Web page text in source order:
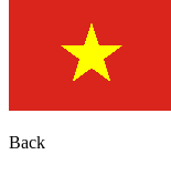
Back